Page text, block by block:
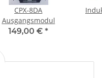
CPX-8DA
Ausgangsmodul
149,00 € *